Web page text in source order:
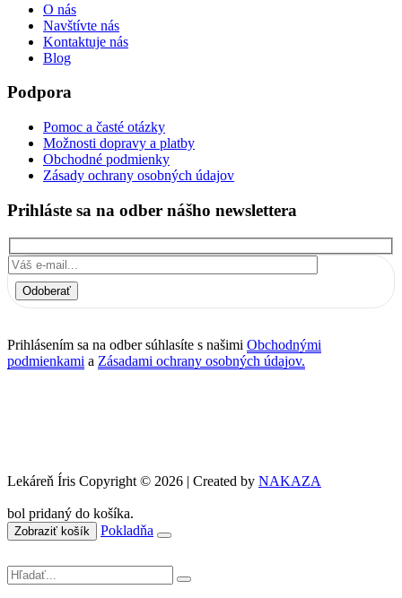
O nás
Navštívte nás
Kontaktuje nás
Blog
Podpora
Pomoc a časté otázky
Možnosti dopravy a platby
Obchodné podmienky
Zásady ochrany osobných údajov
Prihláste sa na odber nášho newslettera
Odoberať
Prihlásením sa na odber súhlasíte s našimi Obchodnými
podmienkami a Zásadami ochrany osobných údajov.
Lekáreň Íris Copyright © 2026 | Created by NAKAZA
bol pridaný do košíka.
Zobraziť košík Pokladňa